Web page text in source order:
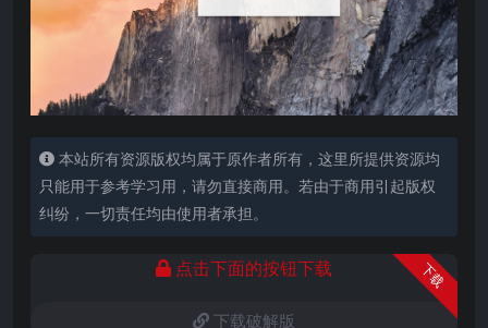
本站所有资源版权均属于原作者所有，这里所提供资源均
只能用于参考学习用，请勿直接商用。若由于商用引起版权
纠纷，一切责任均由使用者承担。
下载
点击下面的按钮下载
下载破解版